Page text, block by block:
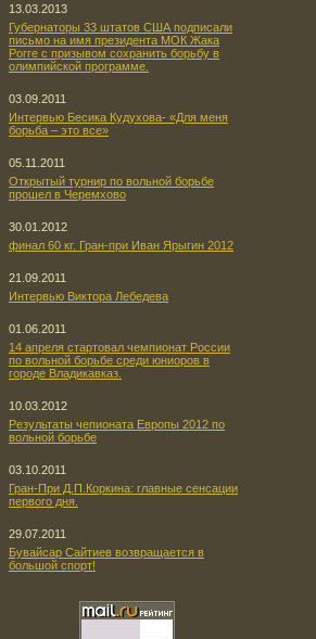
13.03.2013
Губернаторы 33 штатов США подписали
письмо на имя президента МОК Жака
Рогге с призывом сохранить борьбу в
олимпийской программе.
03.09.2011
Интервью Бесика Кудухова- «Для меня
борьба – это все»
05.11.2011
Открытый турнир по вольной борьбе
прошел в Черемхово
30.01.2012
финал 60 кг. Гран-при Иван Ярыгин 2012
21.09.2011
Интервью Виктора Лебедева
01.06.2011
14 апреля стартовал чемпионат России
по вольной борьбе среди юниоров в
городе Владикавказ.
10.03.2012
Результаты чепионата Европы 2012 по
вольной борьбе
03.10.2011
Гран-При Д.П.Коркина: главные сенсации
первого дня.
29.07.2011
Бувайсар Сайтиев возвращается в
большой спорт!